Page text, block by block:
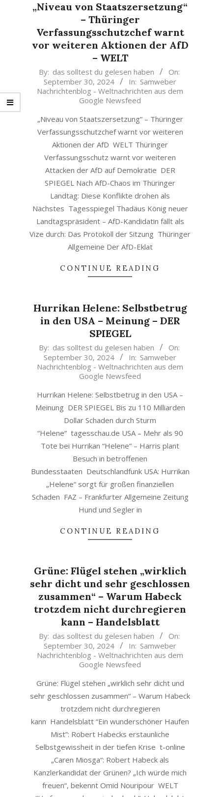
„Niveau von Staatszersetzung“
– Thüringer
Verfassungsschutzchef warnt
vor weiteren Aktionen der AfD
– WELT
2024-
30
By: das solltest du gelesen haben
On:
September 30, 2024
In: Samweber
Nachrichtenblog - Weltnachrichten aus dem
Google Newsfeed
„Niveau von Staatszersetzung“ – Thüringer
Verfassungsschutzchef warnt vor weiteren
Aktionen der AfD WELT Thüringer
Verfassungsschutz warnt vor weiteren
Attacken der AfD auf Demokratie DER
SPIEGEL Nach AfD-Chaos im Thüringer
Landtag: Diese Konflikte drohen als
Nächstes Tagesspiegel Thadäus König neuer
Landtagspräsident – AfD-Kandidatin fällt als
Vize durch: Das Protokoll der Sitzung Thüringer
Allgemeine Der AfD-Eklat
CONTINUE READING
Hurrikan Helene: Selbstbetrug
in den USA – Meinung – DER
SPIEGEL
2024-
30
By: das solltest du gelesen haben
On:
September 30, 2024
In: Samweber
Nachrichtenblog - Weltnachrichten aus dem
Google Newsfeed
Hurrikan Helene: Selbstbetrug in den USA –
Meinung DER SPIEGEL Bis zu 110 Milliarden
Dollar Schaden durch Sturm
“Helene” tagesschau.de USA – Mehr als 90
Tote bei Hurrikan “Helene” – Harris plant
Besuch in betroffenen
Bundesstaaten Deutschlandfunk USA: Hurrikan
„Helene“ sorgt für großen finanziellen
Schaden FAZ – Frankfurter Allgemeine Zeitung
Hund und Segler in
CONTINUE READING
Grüne: Flügel stehen „wirklich
sehr dicht und sehr geschlossen
zusammen“ – Warum Habeck
trotzdem nicht durchregieren
kann – Handelsblatt
2024-
30
By: das solltest du gelesen haben
On:
September 30, 2024
In: Samweber
Nachrichtenblog - Weltnachrichten aus dem
Google Newsfeed
Grüne: Flügel stehen „wirklich sehr dicht und
sehr geschlossen zusammen“ – Warum Habeck
trotzdem nicht durchregieren
kann Handelsblatt “Ein wunderschöner Haufen
Mist”: Robert Habecks erstaunliche
Selbstgewissheit in der tiefen Krise t-online
„Caren Miosga“: Robert Habeck als
Kanzlerkandidat der Grünen? „Ich würde mich
freuen“, bekennt Omid Nouripour WELT